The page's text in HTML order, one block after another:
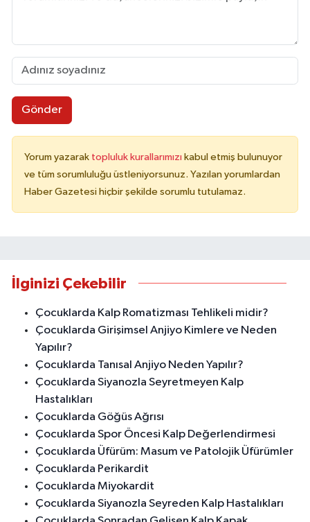
Gönder
Yorum yazarak topluluk kurallarımızı kabul etmiş bulunuyor
ve tüm sorumluluğu üstleniyorsunuz. Yazılan yorumlardan
Haber Gazetesi hiçbir şekilde sorumlu tutulamaz.
İlginizi Çekebilir
Çocuklarda Kalp Romatizması Tehlikeli midir?
Çocuklarda Girişimsel Anjiyo Kimlere ve Neden
Yapılır?
Çocuklarda Tanısal Anjiyo Neden Yapılır?
Çocuklarda Siyanozla Seyretmeyen Kalp
Hastalıkları
Çocuklarda Göğüs Ağrısı
Çocuklarda Spor Öncesi Kalp Değerlendirmesi
Çocuklarda Üfürüm: Masum ve Patolojik Üfürümler
Çocuklarda Perikardit
Çocuklarda Miyokardit
Çocuklarda Siyanozla Seyreden Kalp Hastalıkları